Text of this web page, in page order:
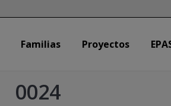
Familias Proyectos
0024
Familias Proyectos